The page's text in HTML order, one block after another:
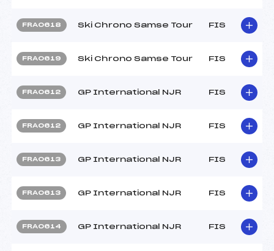
FRA0618 Ski Chrono Samse Tour FIS
FRA0619 Ski Chrono Samse Tour FIS
FRA0612 GP International NJR FIS
FRA0612 GP International NJR FIS
FRA0613 GP International NJR FIS
FRA0613 GP International NJR FIS
FRA0614 GP International NJR FIS